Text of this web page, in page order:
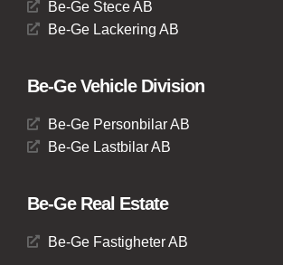
Be-Ge Stece AB
Be-Ge Lackering AB
Be-Ge Vehicle Division
Be-Ge Personbilar AB
Be-Ge Lastbilar AB
Be-Ge Real Estate
Be-Ge Fastigheter AB